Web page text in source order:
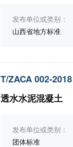
发布单位或类别：
山西省地方标准
T/ZACA 002-2018
透水水泥混凝土
发布单位或类别：
团体标准